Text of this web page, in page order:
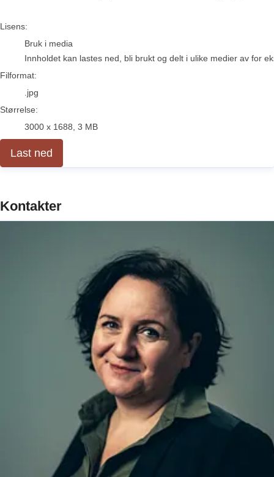
go to media item
Lisens:
Bruk i media
Innholdet kan lastes ned, bli brukt og delt i ulike medier av for
Filformat:
.jpg
Størrelse:
3000 x 1688, 3 MB
Last ned
Kontakter